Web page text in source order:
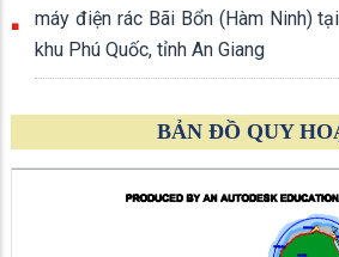
máy điện rác Bãi Bổn (Hàm Ninh)
khu Phú Quốc, tỉnh An Giang
BẢN ĐỒ QUY